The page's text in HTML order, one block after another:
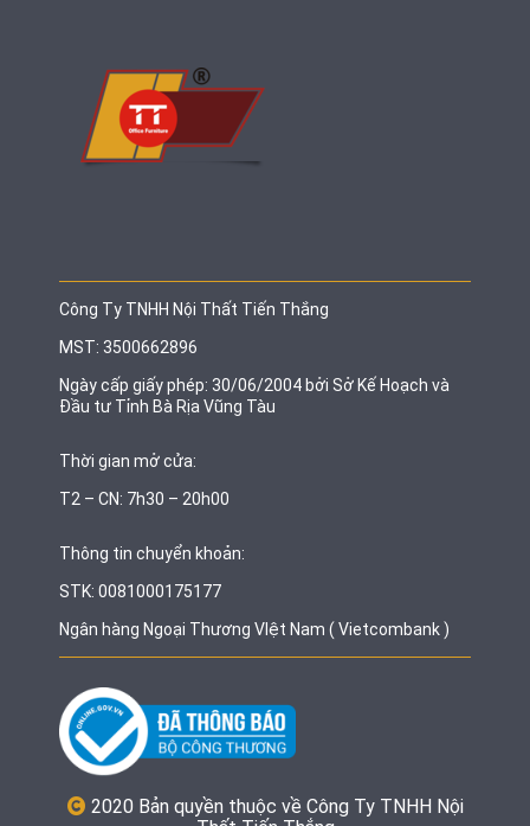
Công Ty TNHH Nội Thất Tiến Thắng
MST: 3500662896
Ngày cấp giấy phép: 30/06/2004 bởi Sở Kế Hoạch và
Đầu tư Tỉnh Bà Rịa Vũng Tàu
Thời gian mở cửa:
T2 – CN: 7h30 – 20h00
Thông tin chuyển khoản:
STK: 0081000175177
Ngân hàng Ngoại Thương VIệt Nam ( Vietcombank )
2020 Bản quyền thuộc về Công Ty TNHH Nội